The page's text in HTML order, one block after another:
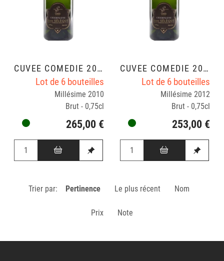
CUVÉE COMÉDIE 2010
Lot de 6 bouteilles
Millésime 2010
Brut - 0,75cl
265,00 €
CUVÉE COMÉDIE 2012
Lot de 6 bouteilles
Millésime 2012
Brut - 0,75cl
253,00 €
Trier par: Pertinence Le plus récent Nom
Prix Note